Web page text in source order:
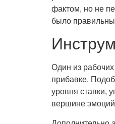
фактом, но не
было
Один из
прибавке.
уровня ставки,
вершине